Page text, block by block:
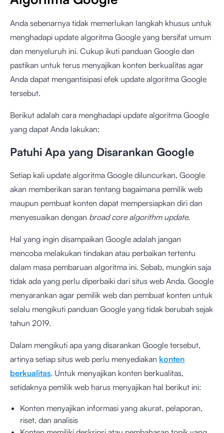
Anda sebenarnya tidak memerlukan langkah khusus untuk
menghadapi update algoritma Google yang bersifat umum
dan menyeluruh ini. Cukup ikuti panduan Google dan
pastikan untuk terus menyajikan konten berkualitas agar
Anda dapat mengantisipasi efek update algoritma Google
tersebut.
Berikut adalah cara menghadapi update algoritma Google
yang dapat Anda lakukan:
Patuhi Apa yang Disarankan Google
Setiap kali update algoritma Google diluncurkan, Google
akan memberikan saran tentang bagaimana pemilik web
maupun pembuat konten dapat mempersiapkan diri dan
menyesuaikan dengan broad core algorithm update.
Hal yang ingin disampaikan Google adalah jangan
mencoba melakukan tindakan atau perbaikan tertentu
dalam masa pembaruan algoritma ini. Sebab, mungkin saja
tidak ada yang perlu diperbaiki dari situs web Anda. Google
menyarankan agar pemilik web dan pembuat konten untuk
selalu mengikuti panduan Google yang tidak berubah sejak
tahun 2019.
Dalam mengikuti apa yang disarankan Google tersebut,
artinya setiap situs web perlu menyediakan konten
berkualitas. Untuk menyajikan konten berkualitas,
setidaknya pemilik web harus menyajikan hal berikut ini:
Konten menyajikan informasi yang akurat, pelaporan,
riset, dan analisis